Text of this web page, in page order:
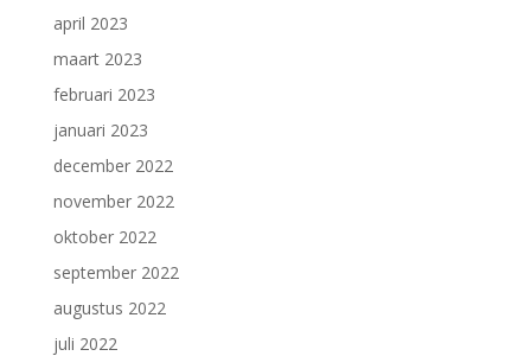
april 2023
maart 2023
februari 2023
januari 2023
december 2022
november 2022
oktober 2022
september 2022
augustus 2022
juli 2022